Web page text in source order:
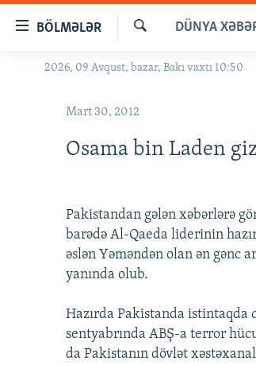
naviqasiyaya
BÖLMƏLƏR
GÜNDƏM
#ƏSLINDƏ
QANUNI DOĞRU
ARAŞDIRMA
MULTIMEDIA
FOTOQALEREYA
İNFOQRAFIKA
OXU ZALI
AZƏRBAYCAN ƏDƏBIYYATI KITABXANASI
HAQQIMIZDA
MISSIYAMIZ
Axtar
DÜNYA
2026, 09 Avqust, bazar, Bakı vaxtı 10:50
Mart 30, 2012
Osama bin Laden
Pakistandan gələn xəbərlərə
barədə Al-Qaeda liderinin
əslən Yəməndən olan ən gənc
yanında olub.
Hazırda Pakistanda istintaqda
sentyabrında ABŞ-a terror
da Pakistanın dövlət